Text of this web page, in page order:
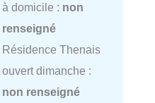
à domicile : non
renseigné
Résidence Thenais
ouvert dimanche :
non renseigné